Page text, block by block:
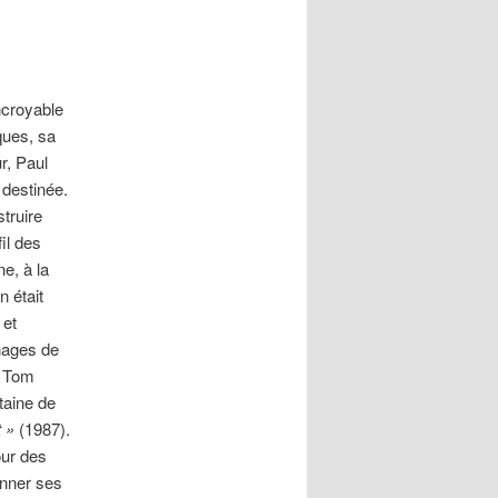
sa
Paul
des
à la
était
de
de
» (1987).
des
ses